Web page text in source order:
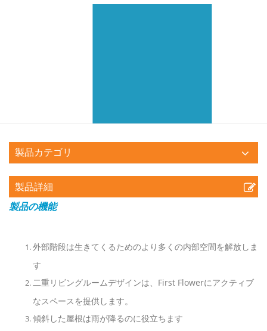
製品カテゴリ
製品詳細
製品の機能
外部階段は生きてくるためのより多くの内部空間を解放しま
す
二重リビングルームデザインは、First Flowerにアクティブ
なスペースを提供します。
傾斜した屋根は雨が降るのに役立ちます